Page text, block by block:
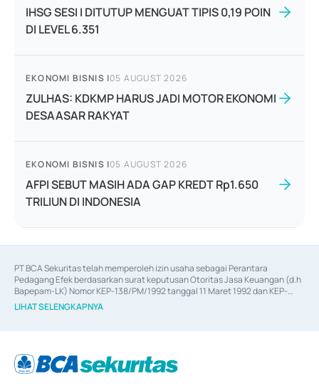
IHSG SESI I DITUTUP MENGUAT TIPIS 0,19 POIN
DI LEVEL 6.351
EKONOMI BISNIS |05 AUGUST 2026
ZULHAS: KDKMP HARUS JADI MOTOR EKONOMI
DESAASAR RAKYAT
EKONOMI BISNIS |05 AUGUST 2026
AFPI SEBUT MASIH ADA GAP KREDT Rp1.650
TRILIUN DI INDONESIA
PT BCA Sekuritas telah memperoleh izin usaha sebagai Perantara
Pedagang Efek berdasarkan surat keputusan Otoritas Jasa Keuangan (d.h
Bapepam-LK) Nomor KEP-138/PM/1992 tanggal 11 Maret 1992 dan KEP-
06/D.04/2014 tanggal 28 Februari 2014, izin usaha sebagai Penjamin Emisi
Efek berdasarkan surat keputusan Otoritas Jasa Keuangan Nomor KEP-
berdasarkan surat keputusan Otoritas Jasa Keuangan Nomor S-
67/PM.21/2017 tanggal 3 Februari 2017, dan beberapa izin usaha lainnya
LIHAT SELENGKAPNYA